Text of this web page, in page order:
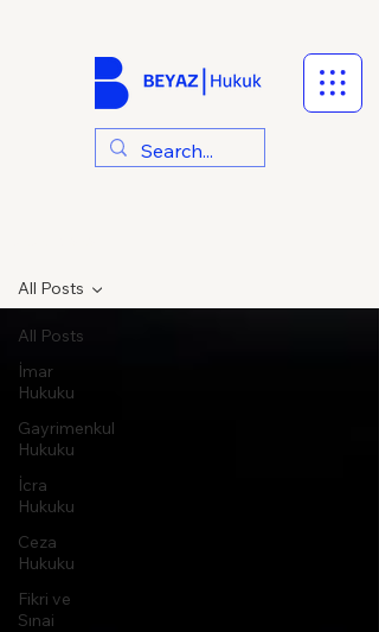
All Posts
İmar
Hukuku
Gayrimenkul
Hukuku
İcra
Hukuku
Ceza
Hukuku
Fikri ve
Sınai
All Posts